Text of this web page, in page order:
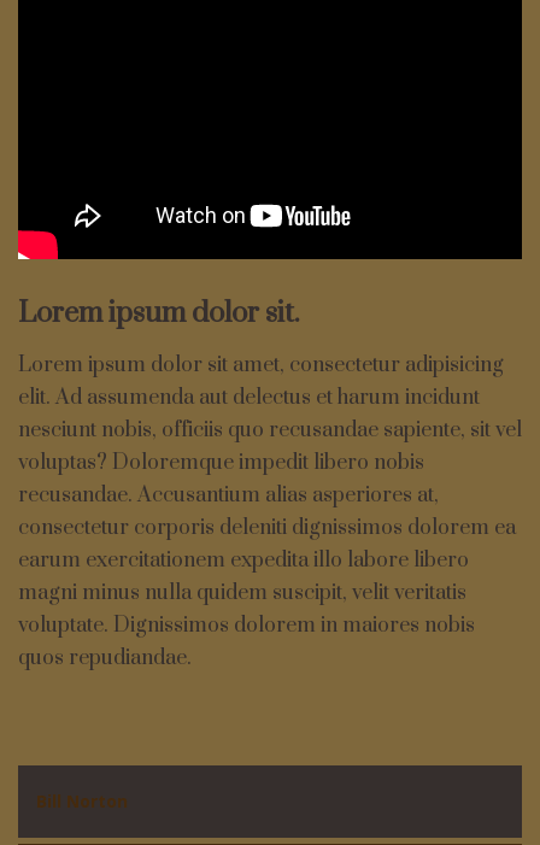
Lorem ipsum dolor sit.
Lorem ipsum dolor sit amet, consectetur adipisicing
elit. Ad assumenda aut delectus et harum incidunt
nesciunt nobis, officiis quo recusandae sapiente, sit vel
voluptas? Doloremque impedit libero nobis
recusandae. Accusantium alias asperiores at,
consectetur corporis deleniti dignissimos dolorem ea
earum exercitationem expedita illo labore libero
magni minus nulla quidem suscipit, velit veritatis
voluptate. Dignissimos dolorem in maiores nobis
quos repudiandae.
Bill Norton